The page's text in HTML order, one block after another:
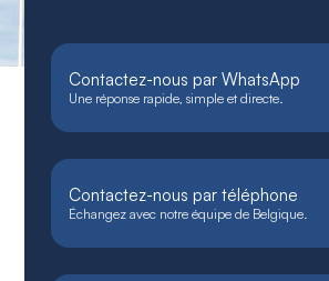
Contactez-nous par WhatsApp
Une réponse rapide, simple et directe.
Contactez-nous par téléphone
Échangez avec notre équipe de Belgique.